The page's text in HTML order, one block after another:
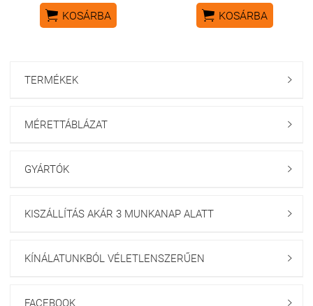
 KOSÁRBA  KOSÁRBA
TERMÉKEK 
MÉRETTÁBLÁZAT 
GYÁRTÓK 
KISZÁLLÍTÁS AKÁR 3 MUNKANAP ALATT 
KÍNÁLATUNKBÓL VÉLETLENSZERŰEN 
FACEBOOK 